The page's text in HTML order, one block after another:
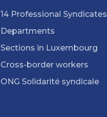
14 Professional Syndicates
Departments
Sections in Luxembourg
Cross-border workers
ONG Solidarité syndicale